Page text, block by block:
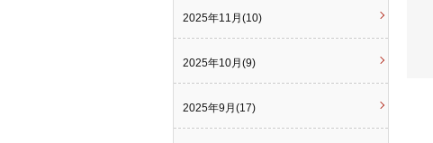
2025年11月(10)
2025年10月(9)
2025年9月(17)